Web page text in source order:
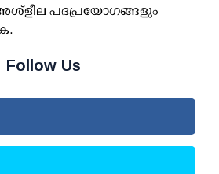
പദപ്രയോഗങ്ങളും
Follow Us